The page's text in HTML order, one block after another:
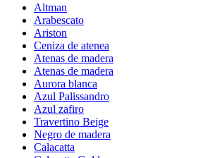
Altman
Arabescato
Ariston
Ceniza de atenea
Atenas de madera
Atenas de madera
Aurora blanca
Azul Palissandro
Azul zafiro
Travertino Beige
Negro de madera
Calacatta